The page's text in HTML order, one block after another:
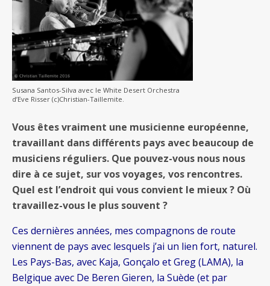
Susana Santos-Silva avec le White Desert Orchestra
d’Eve Risser (c)Christian-Taillemite.
Vous êtes vraiment une musicienne européenne,
travaillant dans différents pays avec beaucoup de
musiciens réguliers. Que pouvez-vous nous nous
dire à ce sujet, sur vos voyages, vos rencontres.
Quel est l’endroit qui vous convient le mieux ? Où
travaillez-vous le plus souvent ?
Ces dernières années, mes compagnons de route
viennent de pays avec lesquels j’ai un lien fort, naturel.
Les Pays-Bas, avec Kaja, Gonçalo et Greg (LAMA), la
Belgique avec De Beren Gieren, la Suède (et par